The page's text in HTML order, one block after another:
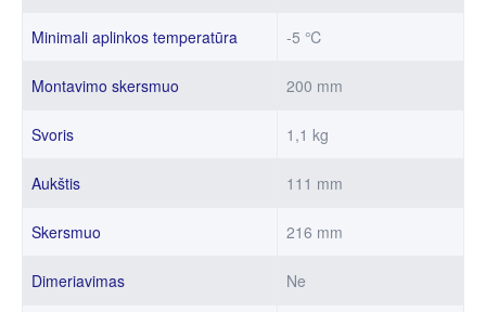
Minimali aplinkos temperatūra -5 ℃
Montavimo skersmuo 200 mm
Svoris 1,1 kg
Aukštis 111 mm
Skersmuo 216 mm
Dimeriavimas Ne